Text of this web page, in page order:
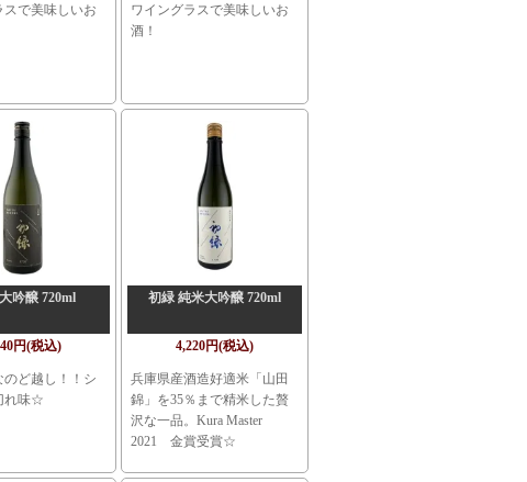
スで美味しいお
ワイングラスで美味しいお
酒！
吟醸 720ml
円(税込)
のど越し！！シ
れ味☆
初緑 純米大吟醸 720ml
4,220円(税込)
兵庫県産酒造好適米「山田
錦」を35％まで精米した贅
沢な一品。Kura Master
2021 金賞受賞☆